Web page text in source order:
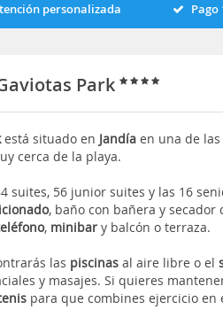
personalizada Pago
Park
está situado en Jandía en una de
cerca de la playa.
suites, 56 junior suites y las 16
, baño con bañera y secador
, minibar y balcón o terraza.
las piscinas al aire libre o el
y masajes. Si quieres
para que combines ejercicio en